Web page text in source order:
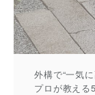
外構で“一気
プロが教える